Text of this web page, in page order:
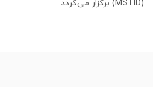
(MSTID) برگزار می‌گردد.